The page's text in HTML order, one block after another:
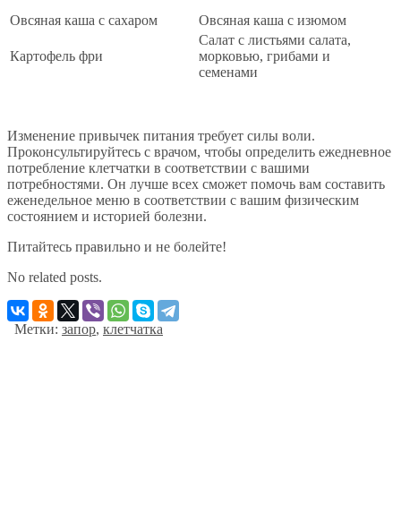
Овсяная каша с сахаром Овсяная каша с изюмом
Картофель фри
Салат с листьями салата,
морковью, грибами и
семенами
Изменение привычек питания требует силы воли.
Проконсультируйтесь с врачом, чтобы определить ежедневное
потребление клетчатки в соответствии с вашими
потребностями. Он лучше всех сможет помочь вам составить
еженедельное меню в соответствии с вашим физическим
состоянием и историей болезни.
Питайтесь правильно и не болейте!
No related posts.
Метки: запор, клетчатка